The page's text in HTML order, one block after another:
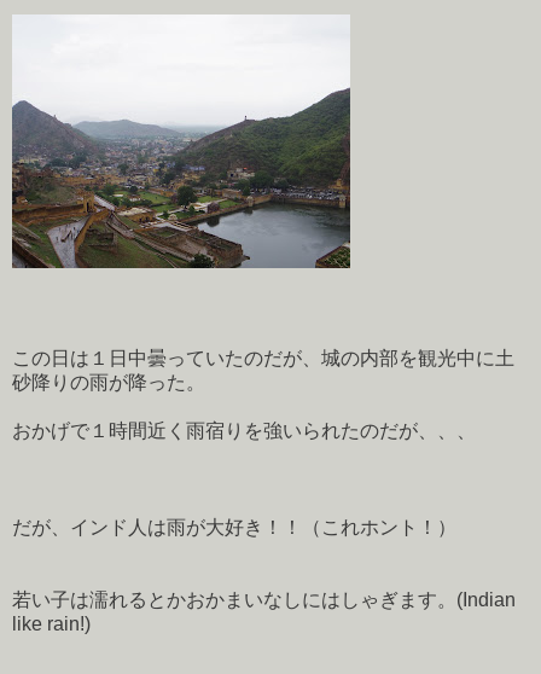
この日は１日中曇っていたのだが、城の内部を観光中に土
砂降りの雨が降った。
おかげで１時間近く雨宿りを強いられたのだが、、、
だが、インド人は雨が大好き！！（これホント！）
若い子は濡れるとかおかまいなしにはしゃぎます。(Indian
like rain!)